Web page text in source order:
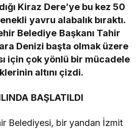
Kiraz Dere’ye bu kez 50
yavru alabalık bıraktı.
Belediye Başkanı Tahir
Denizi başta olmak üzere
için çok yönlü bir mücadele
altını çizdi.
BAŞLATILDI
Belediyesi, bir yandan İzmit